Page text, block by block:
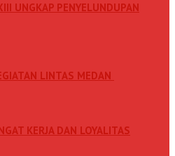
UNGKAP PENYELUNDUPAN
LINTAS MEDAN
KERJA DAN LOYALITAS